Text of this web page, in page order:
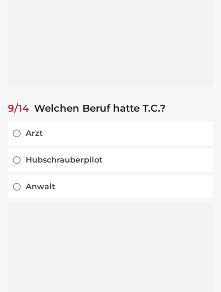
9/14 Welchen Beruf hatte T.C.?
Arzt
Hubschrauberpilot
Anwalt